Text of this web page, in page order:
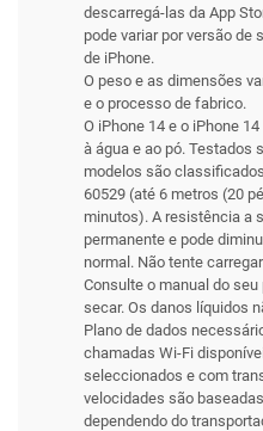
descarregá-las da App
pode variar por versão
de iPhone.
O peso e as dimensões
e o processo de fabrico.
O iPhone 14 e o iPhone
à água e ao pó. Testados
modelos são
60529 (até 6 metros (20
minutos). A resistência a
permanente e pode
normal. Não tente
Consulte o manual do
secar. Os danos líquidos
Plano de dados
chamadas Wi-Fi
seleccionados e com
velocidades são
dependendo do